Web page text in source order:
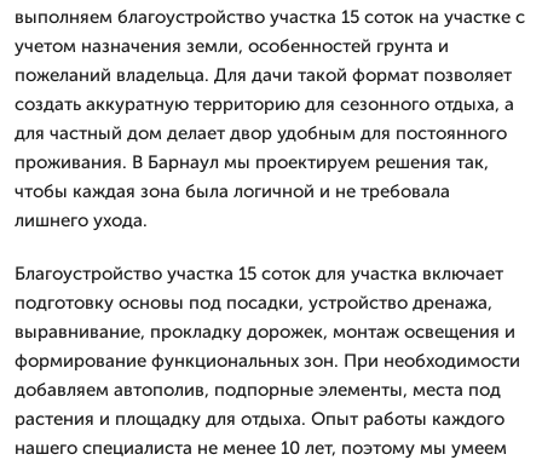
выполняем благоустройство участка 15 соток на участке с
учетом назначения земли, особенностей грунта и
пожеланий владельца. Для дачи такой формат позволяет
создать аккуратную территорию для сезонного отдыха, а
для частный дом делает двор удобным для постоянного
проживания. В Барнаул мы проектируем решения так,
чтобы каждая зона была логичной и не требовала
лишнего ухода.
Благоустройство участка 15 соток для участка включает
подготовку основы под посадки, устройство дренажа,
выравнивание, прокладку дорожек, монтаж освещения и
формирование функциональных зон. При необходимости
добавляем автополив, подпорные элементы, места под
растения и площадку для отдыха. Опыт работы каждого
нашего специалиста не менее 10 лет, поэтому мы умеем